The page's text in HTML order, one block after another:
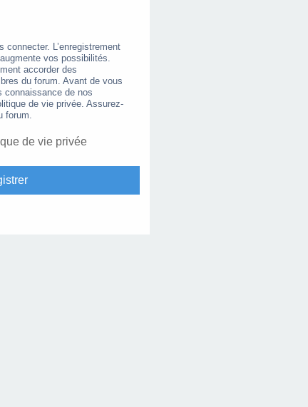
connecter. L’enregistrement
vos possibilités.
accorder des
du forum. Avant de vous
connaissance de nos
de vie privée. Assurez-
forum.
de vie privée